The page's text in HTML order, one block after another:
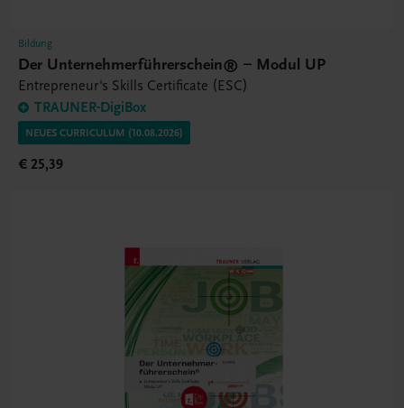
Bildung
Der Unternehmerführerschein® – Modul UP
Entrepreneur's Skills Certificate (ESC)
TRAUNER-DigiBox
NEUES CURRICULUM (10.08.2026)
€ 25,39